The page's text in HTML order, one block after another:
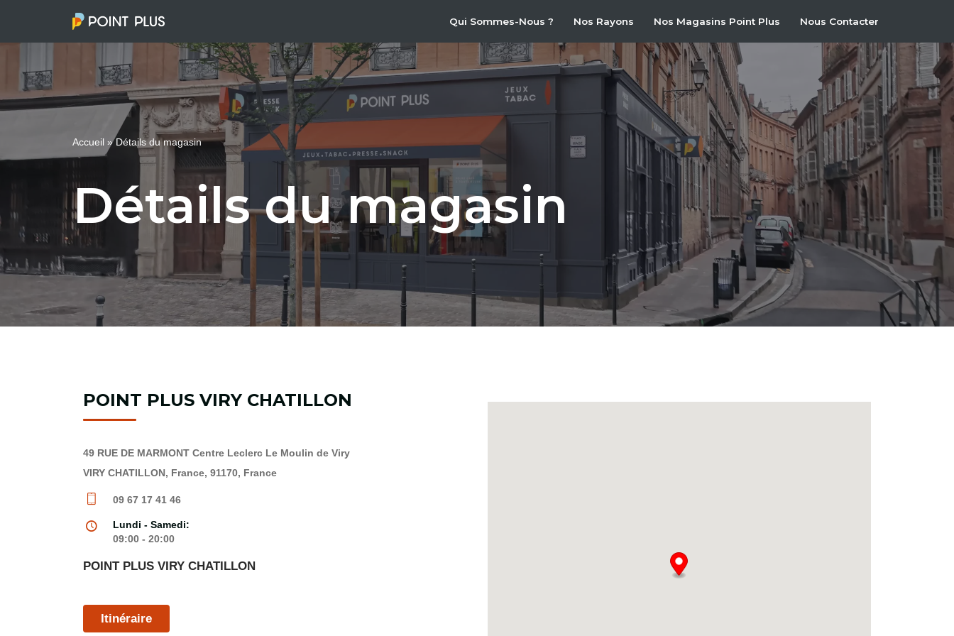
Aller
contenu
Qui Sommes-Nous ? Nos Rayons Nos Magasins Point Plus Nous Contacter
Accueil »Détails du magasin
Détails du magasin
POINT PLUS VIRY CHATILLON
49 RUE DE MARMONT Centre Leclerc Le Moulin de Viry
VIRY CHATILLON, France, 91170, France
09 67 17 41 46
Lundi - Samedi:
09:00 - 20:00
POINT PLUS VIRY CHATILLON
Itinéraire